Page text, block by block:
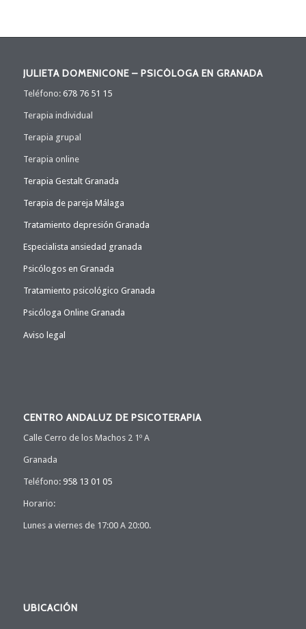
JULIETA DOMENICONE – PSICÓLOGA EN GRANADA
Teléfono: 678 76 51 15
Terapia individual
Terapia grupal
Terapia online
Terapia Gestalt Granada
Terapia de pareja Málaga
Tratamiento depresión Granada
Especialista ansiedad granada
Psicólogos en Granada
Tratamiento psicológico Granada
Psicóloga Online Granada
Aviso legal
CENTRO ANDALUZ DE PSICOTERAPIA
Calle Cerro de los Machos 2 1º A
Granada
Teléfono: 958 13 01 05
Horario:
Lunes a viernes de 17:00 A 20:00.
UBICACIÓN